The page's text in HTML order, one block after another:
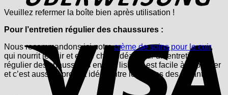
Veuillez refermer la boîte bien après utilisation !
Pour l’entretien régulier des chaussures :
Nous recommandons ici notrecrème de soins pour le cuir,
qui nourrit le cuir et est le choix idéal pour un entretien
régulier des chaussures en cuir lisse. Il est facile à appliquer
et c’est aussi le produit idéal entre les mains des enfants.